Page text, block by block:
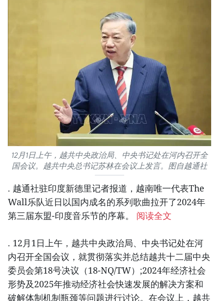
12月1日上午，越共中央政治局、中央书记处在河内召开全
国会议。越共中央总书记苏林在会议上发言。图自越通社
. 越通社驻印度新德里记者报道，越南唯一代表The
Wall乐队近日以国内成名的系列歌曲拉开了2024年
第三届东盟-印度音乐节的序幕。 阅读全文
. 12月1日上午，越共中央政治局、中央书记处在河
内召开全国会议，就贯彻落实并总结越共十二届中央
委员会第18号决议（18-NQ/TW）;2024年经济社会
形势及2025年推动经济社会快速发展的解决方案和
破解体制机制瓶颈等问题进行讨论。在会议上，越共